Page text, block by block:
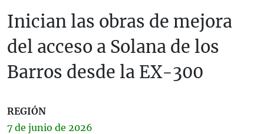
Inician las obras de mejora
del acceso a Solana de los
Barros desde la EX-300
REGIÓN
7 de junio de 2026